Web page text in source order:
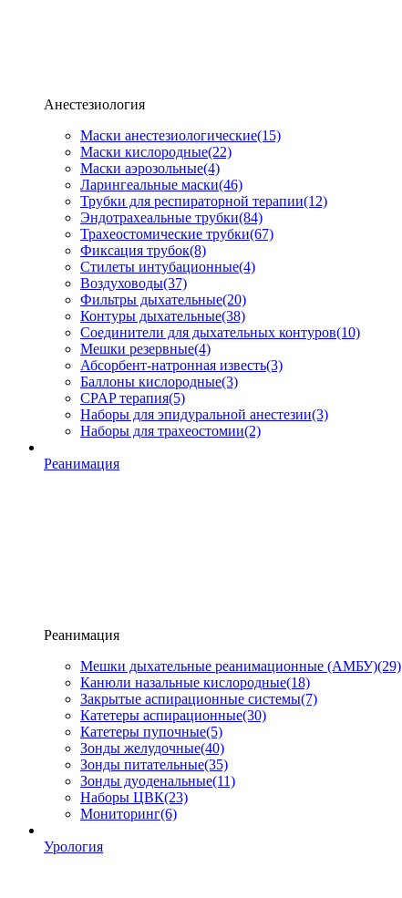
Анестезиология
Маски анестезиологические(15)
Маски кислородные(22)
Маски аэрозольные(4)
Ларингеальные маски(46)
Трубки для респираторной терапии(12)
Эндотрахеальные трубки(84)
Трахеостомические трубки(67)
Фиксация трубок(8)
Стилеты интубационные(4)
Воздуховоды(37)
Фильтры дыхательные(20)
Контуры дыхательные(38)
Соединители для дыхательных контуров(10)
Мешки резервные(4)
Абсорбент-натронная известь(3)
Баллоны кислородные(3)
CPAP терапия(5)
Наборы для эпидуральной анестезии(3)
Наборы для трахеостомии(2)
Реанимация
Реанимация
Мешки дыхательные реанимационные (АМБУ)(29)
Канюли назальные кислородные(18)
Закрытые аспирационные системы(7)
Катетеры аспирационные(30)
Катетеры пупочные(5)
Зонды желудочные(40)
Зонды питательные(35)
Зонды дуоденальные(11)
Наборы ЦВК(23)
Мониторинг(6)
Урология